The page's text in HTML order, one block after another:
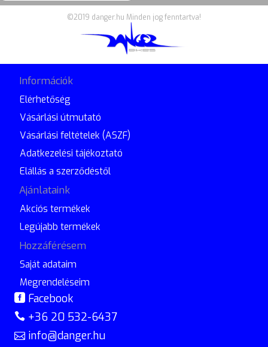
©2019 danger.hu Minden jog fenntartva!
Információk
Elérhetőség
Vásárlási útmutató
Vásárlási feltételek (ASZF)
Adatkezelési tájékoztató
Elállás a szerződéstől
Ajánlataink
Akciós termékek
Legújabb termékek
Hozzáférésem
Saját adataim
Megrendeléseim
Facebook
+36 20 532-6437
info@danger.hu